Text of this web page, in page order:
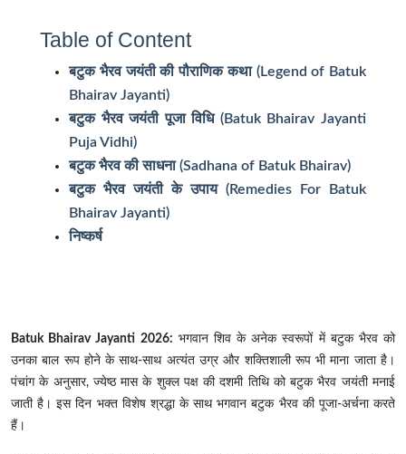
Table of Content
बटुक भैरव जयंती की पौराणिक कथा (Legend of Batuk
Bhairav Jayanti)
बटुक भैरव जयंती पूजा विधि (Batuk Bhairav Jayanti
Puja Vidhi)
बटुक भैरव की साधना (Sadhana of Batuk Bhairav)
बटुक भैरव जयंती के उपाय (Remedies For Batuk
Bhairav Jayanti)
निष्कर्ष
Batuk Bhairav Jayanti 2026: भगवान शिव के अनेक स्वरूपों में बटुक भैरव को
उनका बाल रूप होने के साथ-साथ अत्यंत उग्र और शक्तिशाली रूप भी माना जाता है।
पंचांग के अनुसार, ज्येष्ठ मास के शुक्ल पक्ष की दशमी तिथि को बटुक भैरव जयंती मनाई
जाती है। इस दिन भक्त विशेष श्रद्धा के साथ भगवान बटुक भैरव की पूजा-अर्चना करते
हैं।